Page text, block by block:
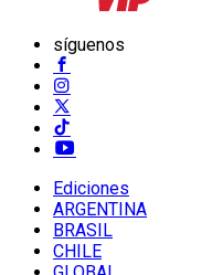
síguenos
Ediciones
ARGENTINA
BRASIL
CHILE